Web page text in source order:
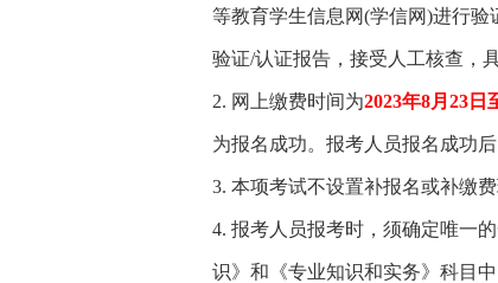
等教育学生信息网(学信网)进行
验证/认证报告，接受人工核查，
2. 网上缴费时间为2023年8月23日
为报名成功。报考人员报名成功
3. 本项考试不设置补报名或补缴
4. 报考人员报考时，须确定唯一
识》和《专业知识和实务》科目中